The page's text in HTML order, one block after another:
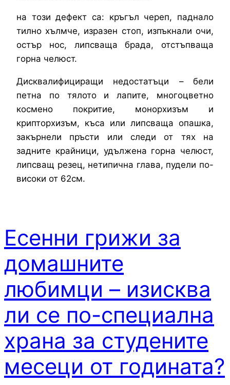
на този дефект са: кръгъл череп, паднало
тилно хълмче, изразен стоп, изпъкнали очи,
остър нос, липсваща брада, отстъпваща
горна челюст.
Дисквалифициращи недостатъци – бели
петна по тялото и лапите, многоцветно
космено покритие, монорхизъм и
крипторхизъм, къса или липсваща опашка,
закърнели пръсти или следи от тях на
задните крайници, удължена горна челюст,
липсващ резец, нетипична глава, пудели по-
високи от 62см.
Есенни грижи за
домашните
любимци – изисква
ли се по-специална
храна за студените
месеци от годината?